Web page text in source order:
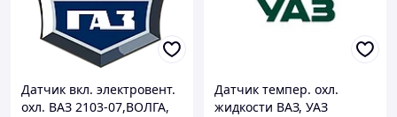
Датчик вкл. электровент.
охл. ВАЗ 2103-07,ВОЛГА,
Датчик темпер. охл.
жидкости ВАЗ, УАЗ